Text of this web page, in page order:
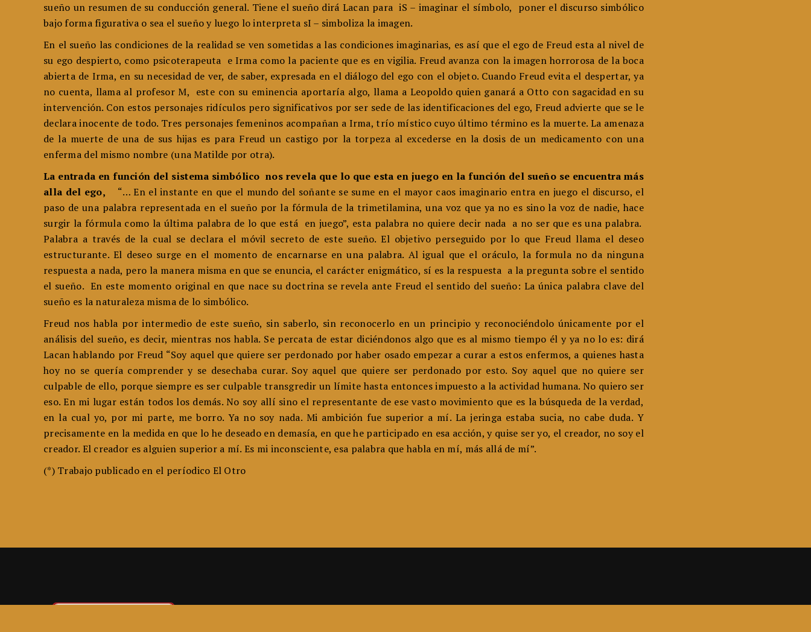
sueño un resumen de su conducción general. Tiene el sueño dirá Lacan para iS – imaginar el símbolo, poner el discurso simbólico
bajo forma figurativa o sea el sueño y luego lo interpreta sI – simboliza la imagen.
En el sueño las condiciones de la realidad se ven sometidas a las condiciones imaginarias, es así que el ego de Freud esta al nivel de
su ego despierto, como psicoterapeuta e Irma como la paciente que es en vigilia. Freud avanza con la imagen horrorosa de la boca
abierta de Irma, en su necesidad de ver, de saber, expresada en el diálogo del ego con el objeto. Cuando Freud evita el despertar, ya
no cuenta, llama al profesor M, este con su eminencia aportaría algo, llama a Leopoldo quien ganará a Otto con sagacidad en su
intervención. Con estos personajes ridículos pero significativos por ser sede de las identificaciones del ego, Freud advierte que se le
declara inocente de todo. Tres personajes femeninos acompañan a Irma, trío místico cuyo último término es la muerte. La amenaza
de la muerte de una de sus hijas es para Freud un castigo por la torpeza al excederse en la dosis de un medicamento con una
enferma del mismo nombre (una Matilde por otra).
La entrada en función del sistema simbólico nos revela que lo que esta en juego en la función del sueño se encuentra más
alla del ego, “… En el instante en que el mundo del soñante se sume en el mayor caos imaginario entra en juego el discurso, el
paso de una palabra representada en el sueño por la fórmula de la trimetilamina, una voz que ya no es sino la voz de nadie, hace
surgir la fórmula como la última palabra de lo que está en juego”, esta palabra no quiere decir nada a no ser que es una palabra.
Palabra a través de la cual se declara el móvil secreto de este sueño. El objetivo perseguido por lo que Freud llama el deseo
estructurante. El deseo surge en el momento de encarnarse en una palabra. Al igual que el oráculo, la formula no da ninguna
respuesta a nada, pero la manera misma en que se enuncia, el carácter enigmático, sí es la respuesta a la pregunta sobre el sentido
el sueño. En este momento original en que nace su doctrina se revela ante Freud el sentido del sueño: La única palabra clave del
sueño es la naturaleza misma de lo simbólico.
Freud nos habla por intermedio de este sueño, sin saberlo, sin reconocerlo en un principio y reconociéndolo únicamente por el
análisis del sueño, es decir, mientras nos habla. Se percata de estar diciéndonos algo que es al mismo tiempo él y ya no lo es: dirá
Lacan hablando por Freud “Soy aquel que quiere ser perdonado por haber osado empezar a curar a estos enfermos, a quienes hasta
hoy no se quería comprender y se desechaba curar. Soy aquel que quiere ser perdonado por esto. Soy aquel que no quiere ser
culpable de ello, porque siempre es ser culpable transgredir un límite hasta entonces impuesto a la actividad humana. No quiero ser
eso. En mi lugar están todos los demás. No soy allí sino el representante de ese vasto movimiento que es la búsqueda de la verdad,
en la cual yo, por mi parte, me borro. Ya no soy nada. Mi ambición fue superior a mí. La jeringa estaba sucia, no cabe duda. Y
precisamente en la medida en que lo he deseado en demasía, en que he participado en esa acción, y quise ser yo, el creador, no soy el
creador. El creador es alguien superior a mí. Es mi inconsciente, esa palabra que habla en mí, más allá de mí”.
(*) Trabajo publicado en el períodico El Otro